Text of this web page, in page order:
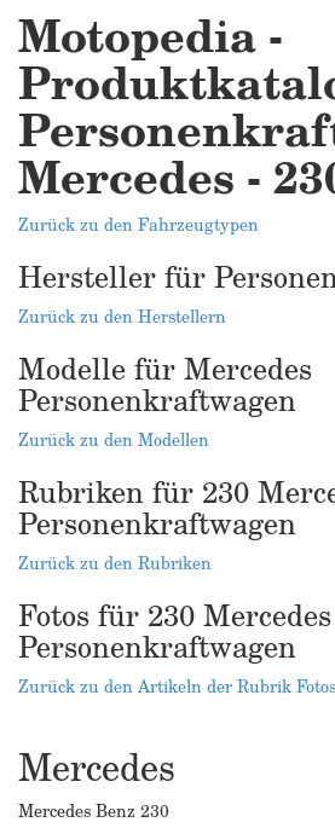
Motopedia -
Mercedes -
Zurück zu den Fahrzeugtypen
Hersteller für
Zurück zu den Herstellern
Modelle für Mercedes
Personenkraftwagen
Zurück zu den Modellen
Rubriken für 230
Personenkraftwagen
Zurück zu den Rubriken
Fotos für 230 Mercedes
Personenkraftwagen
Zurück zu den Artikeln der Rubrik Fotos
Mercedes
Mercedes Benz 230